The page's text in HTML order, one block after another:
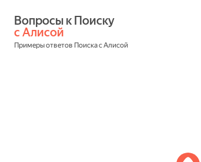
с Алисой
Примеры ответов Поиска с Алисой